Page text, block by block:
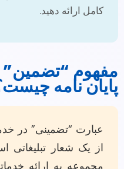
کامل ارائه دهید.
مفهوم “تضمین”
پایان نامه
عبارت “تضمینی” در
از یک شعار تبلیغاتی
مجموعه به ارائه